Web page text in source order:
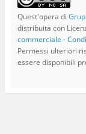
Quest'opera di
distribuita con
commerciale -
Permessi ulteriori
essere disponibili